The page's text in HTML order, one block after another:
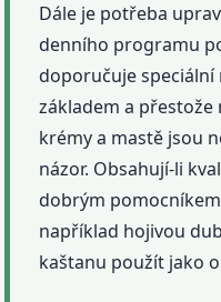
Dále je potřeba
denního programu
doporučuje speciální
základem a
krémy a mastě jsou
názor. Obsahují-li
dobrým
například hojivou
kaštanu použít jako